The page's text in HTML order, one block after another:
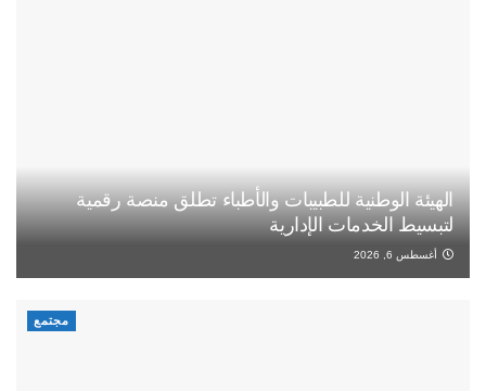
الهيئة الوطنية للطبيبات والأطباء تطلق منصة رقمية
لتبسيط الخدمات الإدارية
أغسطس 6, 2026
مجتمع